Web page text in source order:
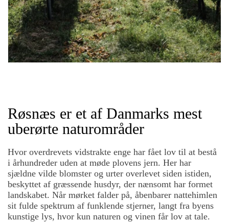
Røsnæs er et af Danmarks mest
uberørte naturområder
Hvor overdrevets vidstrakte enge har fået lov til at bestå
i århundreder uden at møde plovens jern. Her har
sjældne vilde blomster og urter overlevet siden istiden,
beskyttet af græssende husdyr, der nænsomt har formet
landskabet. Når mørket falder på, åbenbarer nattehimlen
sit fulde spektrum af funklende stjerner, langt fra byens
kunstige lys, hvor kun naturen og vinen får lov at tale.